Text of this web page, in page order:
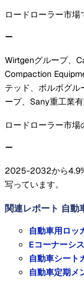
ロードローラー市
Wirtgenグループ、
Compaction
テッド、ボルボグ
ープ、Sany重工業
ロードローラー市場
2025-2032から
写っています。
関連レポート 自動
自動車用ロッ
Eコーナーシ
自動車シート
自動車定期メ